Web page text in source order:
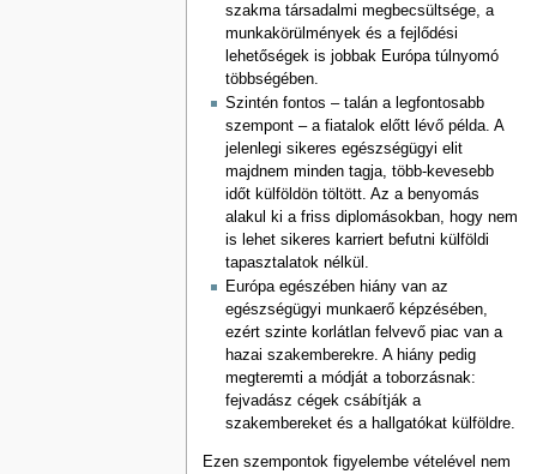
szakma társadalmi megbecsültsége, a
munkakörülmények és a fejlődési
lehetőségek is jobbak Európa túlnyomó
többségében.
Szintén fontos – talán a legfontosabb
szempont – a fiatalok előtt lévő példa. A
jelenlegi sikeres egészségügyi elit
majdnem minden tagja, több-kevesebb
időt külföldön töltött. Az a benyomás
alakul ki a friss diplomásokban, hogy nem
is lehet sikeres karriert befutni külföldi
tapasztalatok nélkül.
Európa egészében hiány van az
egészségügyi munkaerő képzésében,
ezért szinte korlátlan felvevő piac van a
hazai szakemberekre. A hiány pedig
megteremti a módját a toborzásnak:
fejvadász cégek csábítják a
szakembereket és a hallgatókat külföldre.
Ezen szempontok figyelembe vételével nem